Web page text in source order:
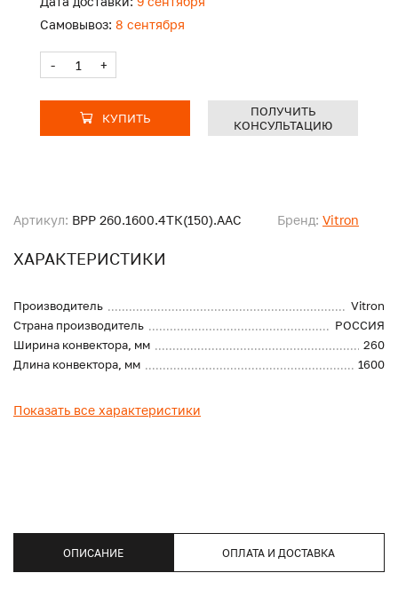
Артикул: ВРР 260.1600.4ТК(150).ААС Бренд: Vitron
ХАРАКТЕРИСТИКИ
Производитель
Vitron
Страна производитель
РОССИЯ
Ширина конвектора, мм
260
Длина конвектора, мм
1600
Показать все характеристики
Самовывоз: 8 сентября
- +
КУПИТЬ
ПОЛУЧИТЬ
КОНСУЛЬТАЦИЮ
ОПИСАНИЕ ОПЛАТА И ДОСТАВКА